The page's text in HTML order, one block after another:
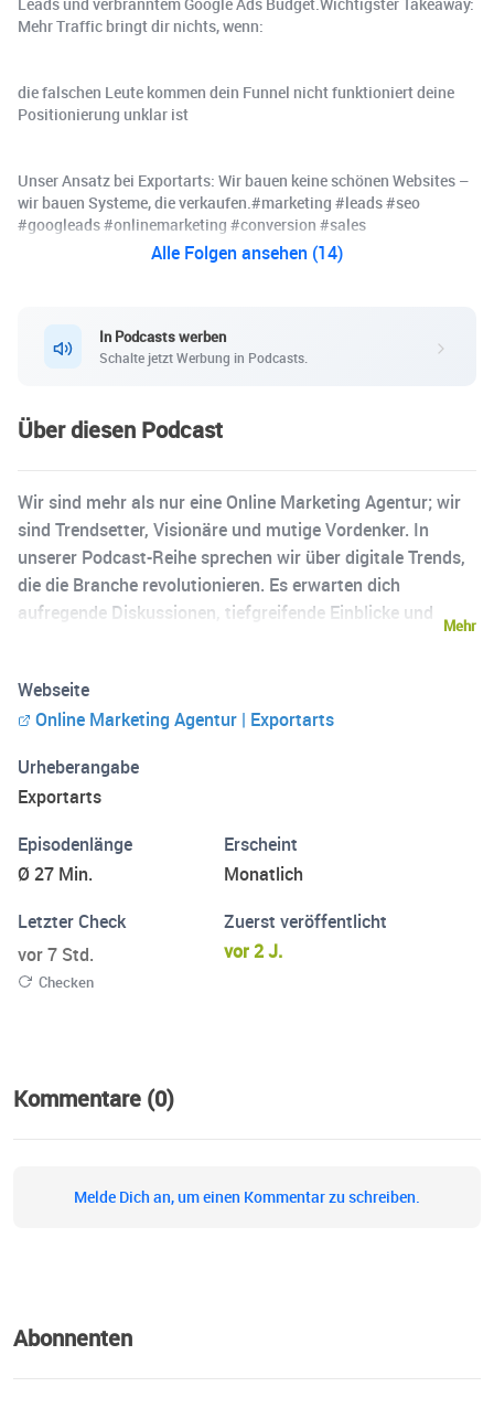
Mehr Traffic bringt dir nichts, wenn:
die falschen Leute kommen dein Funnel nicht funktioniert deine
Positionierung unklar ist
Unser Ansatz bei Exportarts: Wir bauen keine schönen Websites –
wir bauen Systeme, die verkaufen.#marketing #leads #seo
#googleads #onlinemarketing #conversion #sales
Alle Folgen ansehen (14)
In Podcasts werben
Schalte jetzt Werbung in Podcasts.
Über diesen Podcast
Wir sind mehr als nur eine Online Marketing Agentur; wir
sind Trendsetter, Visionäre und mutige Vordenker. In
unserer Podcast-Reihe sprechen wir über digitale Trends,
die die Branche revolutionieren. Es erwarten dich
aufregende Diskussionen, tiefgreifende Einblicke und
Leidenschaft für Social Media mit dir. Erhalte wertvolle
Tipps, die dein Online Marketing auf ein neues Level heben
Trends geht. Bei Exportarts denken wir ander
Mehr
Webseite
Online Marketing Agentur | Exportarts
Urheberangabe
Exportarts
Episodenlänge
Ø 27 Min.
Erscheint
Monatlich
Letzter Check
vor 7 Std.
Checken
Zuerst veröffentlicht
vor 2 J.
Kommentare (0)
Melde Dich an, um einen Kommentar zu schreiben.
Abonnenten